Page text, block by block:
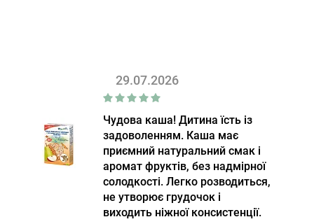
29.07.2026
Чудова каша! Дитина їсть із
задоволенням. Каша має
приємний натуральний смак і
аромат фруктів, без надмірної
солодкості. Легко розводиться,
не утворює грудочок і
виходить ніжної консистенції.